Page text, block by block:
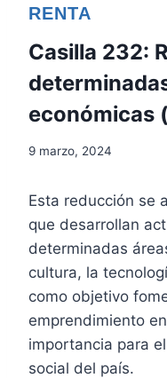
RENTA
Casilla 232:
económicas
9 marzo, 2024
Esta reducción se
que desarrollan
determinadas
cultura, la
como objetivo
emprendimiento
importancia para
social del país.